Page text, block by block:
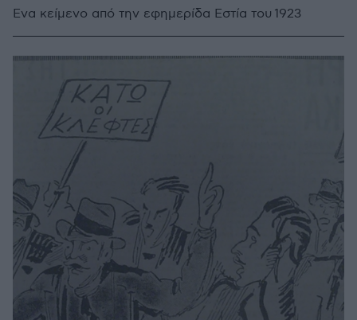
Ενα κείμενο από την εφημερίδα Εστία του 1923